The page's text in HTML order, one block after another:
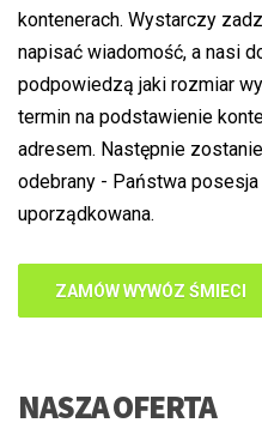
kontenerach. Wystarczy
napisać wiadomość, a nasi
podpowiedzą jaki rozmiar
termin na podstawienie
adresem. Następnie
odebrany - Państwa
uporządkowana.
ZAMÓW WYWÓZ ŚMIECI
NASZA OFERTA